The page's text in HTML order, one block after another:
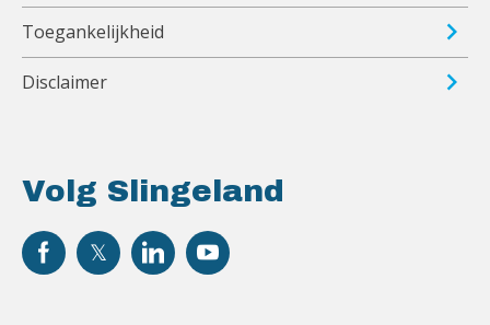
Volg Slingeland
Toegankelijkheid
Disclaimer